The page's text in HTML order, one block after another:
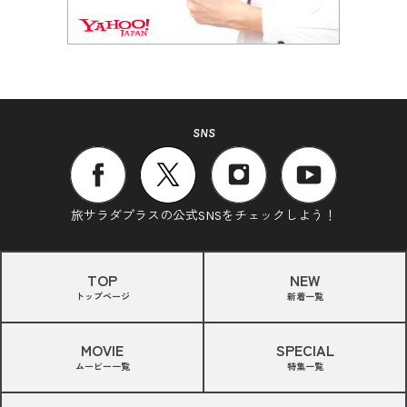
SNS
旅サラダプラスの公式SNSをチェックしよう！
TOP
トップページ
NEW
新着一覧
MOVIE
ムービー一覧
SPECIAL
特集一覧